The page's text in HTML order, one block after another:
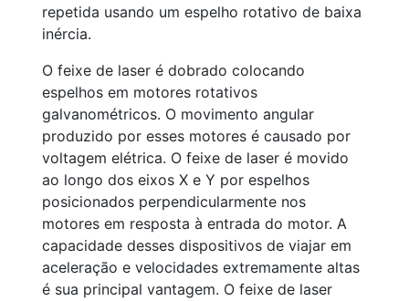
repetida usando um espelho rotativo de baixa
inércia.
O feixe de laser é dobrado colocando
espelhos em motores rotativos
galvanométricos. O movimento angular
produzido por esses motores é causado por
voltagem elétrica. O feixe de laser é movido
ao longo dos eixos X e Y por espelhos
posicionados perpendicularmente nos
motores em resposta à entrada do motor. A
capacidade desses dispositivos de viajar em
aceleração e velocidades extremamente altas
é sua principal vantagem. O feixe de laser